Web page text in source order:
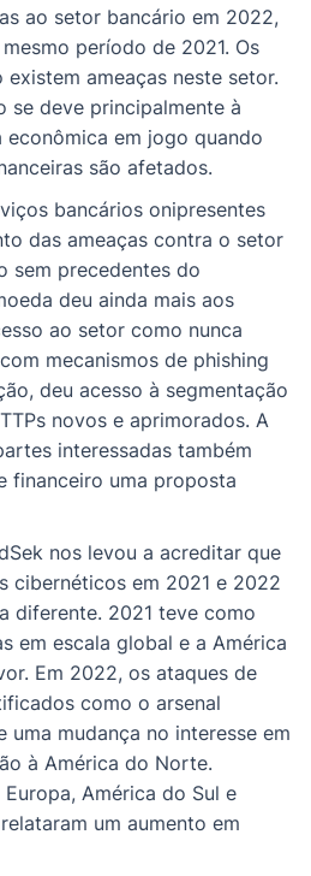
ao setor bancário em 2022,
período de 2021. Os
ameaças neste setor.
se deve principalmente à
em jogo quando
são afetados.
bancários onipresentes
das ameaças contra o setor
sem precedentes do
deu ainda mais aos
ao setor como nunca
mecanismos de phishing
deu acesso à segmentação
novos e aprimorados. A
interessadas também
financeiro uma proposta
nos levou a acreditar que
cibernéticos em 2021 e 2022
diferente. 2021 teve como
em escala global e a América
Em 2022, os ataques de
como o arsenal
mudança no interesse em
à América do Norte.
América do Sul e
um aumento em